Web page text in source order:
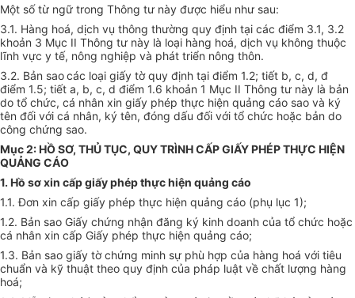
Một số từ ngữ trong Thông tư này được hiểu như sau:
3.1. Hàng hoá, dịch vụ thông thường quy định tại các điểm 3.1, 3.2
khoản 3 Mục II Thông tư này là loại hàng hoá, dịch vụ không thuộc
lĩnh vực y tế, nông nghiệp và phát triển nông thôn.
3.2. Bản saocác loại giấy tờ quy định tại điểm 1.2; tiết b, c, d, đ
điểm 1.5; tiết a, b, c, d điểm 1.6 khoản 1 Mục II Thông tư này là bản
do tổ chức, cá nhân xin giấy phép thực hiện quảng cáo sao và ký
tên đối với cá nhân, ký tên, đóng dấu đối với tổ chức hoặc bản do
công chứng sao.
Mục 2: HỒ SƠ, THỦ TỤC, QUY TRÌNH CẤP GIẤY PHÉP THỰC HIỆN
QUẢNG CÁO
1. Hồ sơ xin cấp giấy phép thực hiện quảng cáo
1.1. Đơn xin cấp giấy phép thực hiện quảng cáo (phụ lục 1);
1.2. Bản sao Giấy chứng nhận đăng ký kinh doanh của tổ chức hoặc
cá nhân xin cấp Giấy phép thực hiện quảng cáo;
1.3. Bản sao giấy tờ chứng minh sự phù hợp của hàng hoá với tiêu
chuẩn và kỹ thuật theo quy định của pháp luật về chất lượng hàng
hoá;